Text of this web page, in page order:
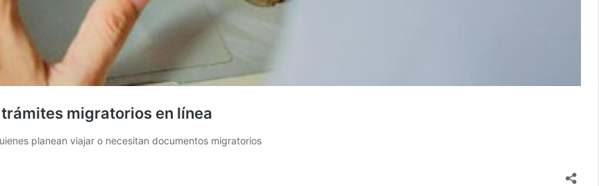
migratorios en línea
planean viajar o necesitan documentos migratorios